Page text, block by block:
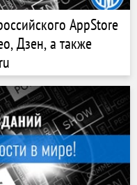
AppStore
Дзен, а также